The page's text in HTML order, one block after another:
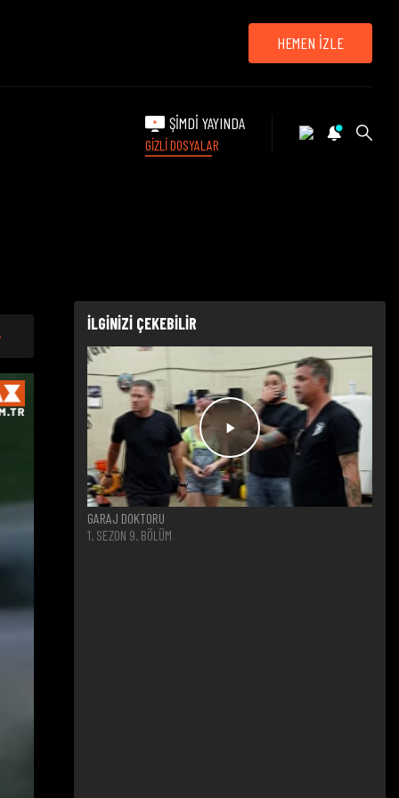
HEMEN İZLE
ŞİMDİ YAYINDA
GİZLİ DOSYALAR
İLGİNİZİ ÇEKEBİLİR
GARAJ DOKTORU
1. SEZON 9. BÖLÜM